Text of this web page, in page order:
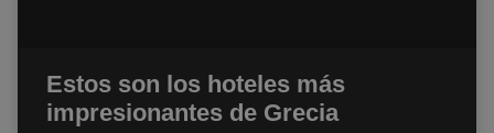
Estos son los hoteles más
impresionantes de Grecia